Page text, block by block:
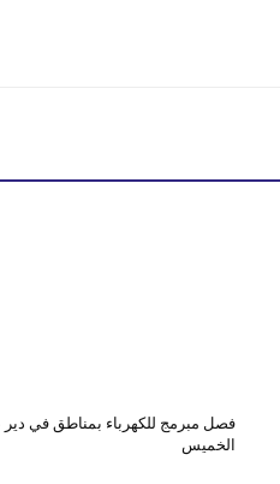
فصل مبرمج للكهرباء بمناطق في دير
الخميس